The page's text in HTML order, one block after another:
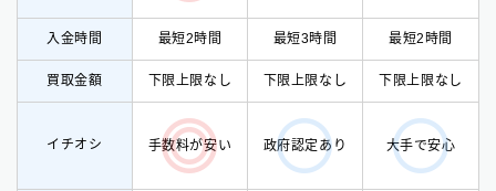
入金時間 最短2時間 最短3時間 最短2時間
買取金額 下限上限なし 下限上限なし 下限上限なし
イチオシ 手数料が安い 政府認定あり 大手で安心